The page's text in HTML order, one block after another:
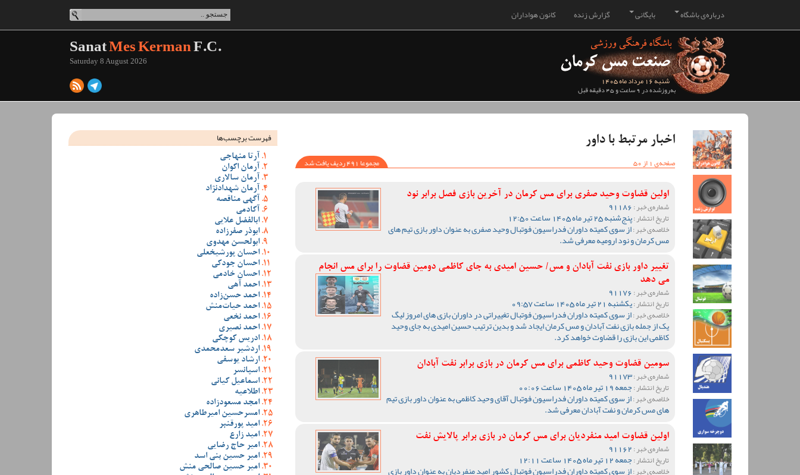
کانون هواداران گزارش زنده بایگانی درباره‌ی باشگاه
شنبه 16 مرداد ماه 1405
به‌روزشده در 9 ساعت و 45 دقیقه قبل
SanatMes KermanF.C.
Saturday 8 August 2026
اخبار مرتبط با داور
صفحه‌ی 1 از 50
مجموعا 491 ردیف یافت شد
اولین قضاوت وحید صفری برای مس کرمان در آخرین بازی فصل برابر نود
شماره‌ی خبر :
تاریخ انتشار :پنج‌شنبه 25 تیر ماه 1405 ساعت 12:50
خلاصه‌ی خبر :از سوی کمیته داوران فدراسیون فوتبال وحید صفری به عنوان داور بازی تیم های
مس کرمان و نود ارومیه معرفی شد.
تغییر داور بازی نفت آبادان و مس/ حسین امیدی به جای کاظمی دومین قضاوت را برای مس انجام
می دهد
شماره‌ی خبر :
تاریخ انتشار :یکشنبه 21 تیر ماه 1405 ساعت 09:57
خلاصه‌ی خبر :از سوی کمیته داوران فدراسیون فوتبال تغییراتی در داوران بازی های امروز لیگ
یک از جمله بازی نفت آبادان و مس کرمان ایجاد شد و بدین ترتیب حسین امیدی به جای وحید
کاظمی این بازی را قضاوت خواهد کرد.
سومین قضاوت وحید کاظمی برای مس کرمان در بازی برابر نفت آبادان
شماره‌ی خبر :91173
تاریخ انتشار :جمعه 19 تیر ماه 1405 ساعت 00:06
خلاصه‌ی خبر :از سوی کمیته داوران فدراسیون فوتبال آقای وحید کاظمی به عنوان داور بازی تیم
های مس کرمان و نفت آبادان معرفی شد.
اولین قضاوت امید منفردیان برای مس کرمان در بازی برابر پالایش نفت
شماره‌ی خبر :
تاریخ انتشار :جمعه 12 تیر ماه 1405 ساعت 12:11
خلاصه‌ی خبر :از سوی کمیته داوران فدراسیون فوتبال کشور امید منفردیان به عنوان داور بازی
فهرست برچسب‌ها
آرتا منهاجی
آرمان اکوان
آرمان سالاری
آرمان شهدادنژاد
آگهی مناقصه
آکادمی
ابالفضل علایی
ابوذر صفرزاده
ابولحسن مهدوی
احسان پورشیخعلی
احسان جودکی
احسان خادمی
احمد آهی
احمد حسن‌زاده
احمد حیات‌منش
احمد نخعی
احمد نصیری
ادریس کوچکی
اردشیر سعدمحمدی
ارشاد یوسفی
اسپانسر
اسماعیل کیانی
اطلاعیه
امجد مسعودزاده
امسرحسین امیرطاهری
امید پورقنبر
امید زارع
امیر حاج رضایی
امیر حسین بنی اسد
امیر حسین صالحی منش